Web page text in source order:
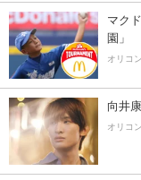
マク
園」
オリコ
向井
オリコ